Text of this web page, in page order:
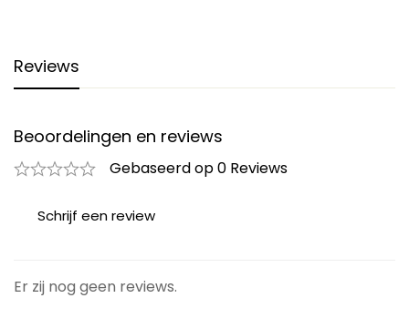
Reviews
Beoordelingen en reviews
Gebaseerd op 0 Reviews
Schrijf een review
Er zij nog geen reviews.